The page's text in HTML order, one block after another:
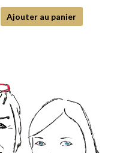
sur
Ajouter au panier